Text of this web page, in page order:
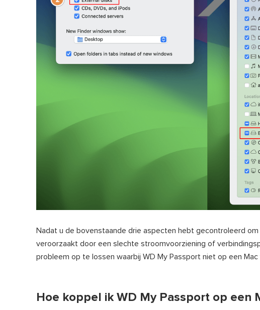
Nadat u de bovenstaande drie aspecten hebt gecontroleerd
veroorzaakt door een slechte stroomvoorziening of
probleem op te lossen waarbij WD My Passport niet op een
Hoe koppel ik WD My Passport op een